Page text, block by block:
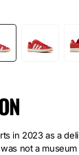
in 2023 as a
not a